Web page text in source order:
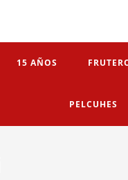
15 AÑOS
PELCUHES